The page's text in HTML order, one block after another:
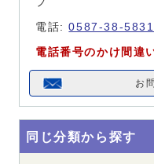
電話:0587-38-5831
電話番号のかけ間違
お
同じ分類から探す